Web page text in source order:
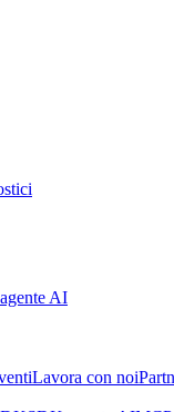
AI
Lavora con noi